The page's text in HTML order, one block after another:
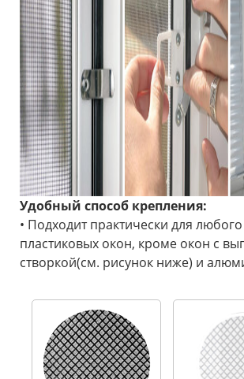
Удобный способ крепления:
• Подходит практически для
пластиковых окон, кроме окон с
створкой(см. рисунок ниже) и